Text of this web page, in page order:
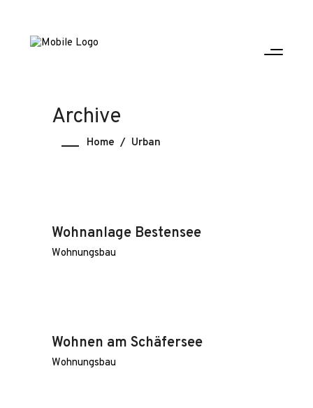
Archive
Home / Urban
Wohnanlage Bestensee
Wohnungsbau
Wohnen am Schäfersee
Wohnungsbau